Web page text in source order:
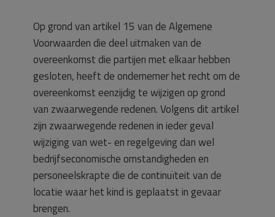
Op grond van artikel 15 van de Algemene
Voorwaarden die deel uitmaken van de
overeenkomst die partijen met elkaar hebben
gesloten, heeft de ondernemer het recht om de
overeenkomst eenzijdig te wijzigen op grond
van zwaarwegende redenen. Volgens dit artikel
zijn zwaarwegende redenen in ieder geval
wijziging van wet- en regelgeving dan wel
bedrijfseconomische omstandigheden en
personeelskrapte die de continuïteit van de
locatie waar het kind is geplaatst in gevaar
brengen.